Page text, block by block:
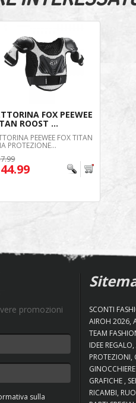
FOX PEEWEE
ROOST ...
PEEWEE FOX TITAN
PROTEZIONE...
promozioni
sulla
SCONTI
AIROH 2026
TEAM
IDEE REGALO
PROTEZIONI
GRAFICHE
RICAMBI